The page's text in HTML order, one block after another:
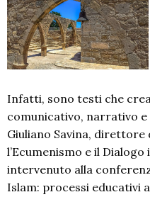
Infatti, sono testi che
comunicativo, narrativo
Giuliano Savina, direttore
l’Ecumenismo e il
intervenuto alla
Islam: processi educativi